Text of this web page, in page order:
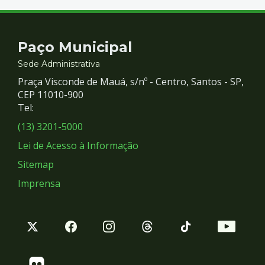
Contato
e
Redes
Sociais
Paço Municipal
Sede Administrativa
Praça Visconde de Mauá, s/nº - Centro, Santos - SP,
CEP 11010-900
Tel:
(13) 3201-5000
Lei de Acesso à Informação
Sitemap
Imprensa